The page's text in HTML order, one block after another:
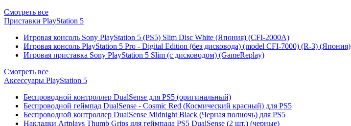
Смотреть все
Приставки PlayStation 5
Игровая консоль Sony PlayStation 5 (PS5) Slim Disc White (Япония) (CFI-2000A)
Игровая консоль PlayStation 5 Pro - Digital Edition (без дисковода) (model CFI-7000) (R-3) (Япония)
Игровая приставка Sony PlayStation 5 Slim (с дисководом) (GameReplay)
Смотреть все
Аксессуары PlayStation 5
Беспроводной контроллер DualSense для PS5 (оригинальный)
Беспроводной геймпад DualSense - Cosmic Red (Космический красный) для PS5
Беспроводной контроллер DualSense Midnight Black (Черная полночь) для PS5
Накладки Artplays Thumb Grips для геймпада PS5 DualSense (2 шт.) (черные)